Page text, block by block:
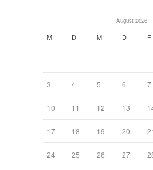
August 2026
M D M D F
3 4 5 6 7
10 11 12 13
17 18 19 20 21
24 25 26 27